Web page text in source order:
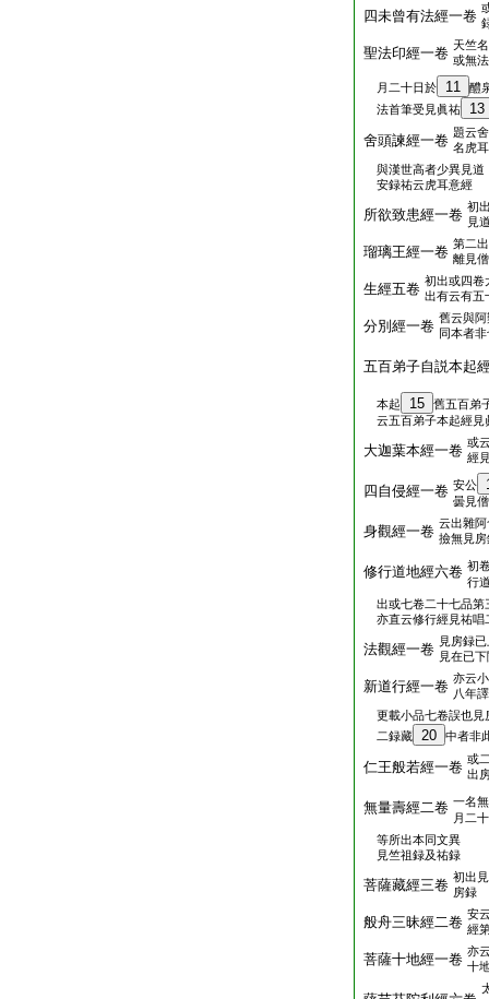
四未曾有法經一卷
聖法印經一卷 天竺
或無
月二十日於 11
醴
法首筆受見眞祐
13
舍頭諫經一卷 題云
名虎
與漢世高者少異見道
安録祐云虎耳意經
所欲致患經一卷 初
見
瑠璃王經一卷 第二
離見
生經五卷 初出或四卷
出有云有五
分別經一卷 舊云與
同本者
五百弟子自説本起
本起 15
舊五百弟
云五百弟子本起經見
大迦葉本經一卷 或
經
四自侵經一卷 安公
曇見
身觀經一卷 云出雜阿
撿無見房
修行道地經六卷 初
行
出或七卷二十七品第
亦直云修行經見祐唱
法觀經一卷 見房録
見在已
新道行經一卷 亦云
八年
更載小品七卷誤也見
二録藏
20 中者非
仁王般若經一卷 或
出
無量壽經二卷 一名
月二
等所出本同文異
見竺祖録及祐録
菩薩藏經三卷 初出見
房録
般舟三昧經二卷 安
經
菩薩十地經一卷 亦
十